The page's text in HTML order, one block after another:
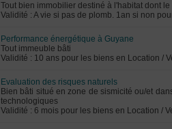
Tout bien immobilier destiné à l'habitat dont
Validité : A vie si pas de plomb. 1an si non
Performance énergétique à Guyane
Tout immeuble bâti
Validité : 10 ans pour les biens en Location /
Evaluation des risques naturels
Bien bâti situé en zone de sismicité ou/et
technologiques
Validité : 6 mois pour les biens en Location /